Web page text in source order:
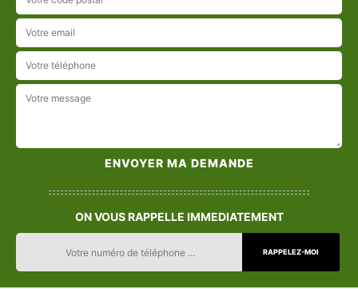
ON VOUS RAPPELLE IMMEDIATEMENT